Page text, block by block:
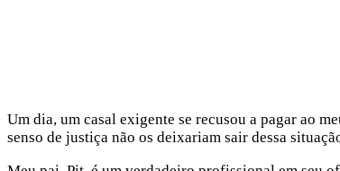
Um dia, um casal exigente se recusou a pagar ao
senso de justiça não os deixariam sair dessa